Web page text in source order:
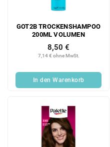
GOT2B TROCKENSHAMPOO
200ML VOLUMEN
7,14 € ohne MwSt.
8,50 €
In den Warenkorb